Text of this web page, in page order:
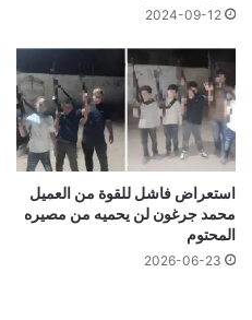
2024-09-12
استعراض فاشل للقوة من العميل
محمد جرغون لن يحميه من مصيره
المحتوم
2026-06-23